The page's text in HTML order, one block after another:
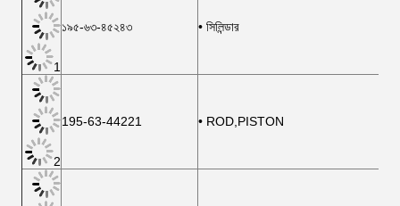
1
১৯৫-৬৩-৪৫২৪৩ • সিলিন্ডার
2
195-63-44221 • ROD,PISTON